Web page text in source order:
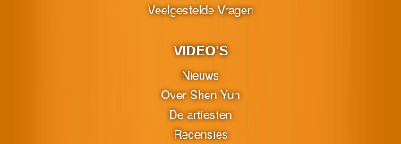
Veelgestelde Vragen
VIDEO'S
Nieuws
Over Shen Yun
De artiesten
Recensies